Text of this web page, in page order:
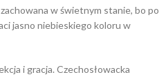
w świetnym stanie, bo po
jasno niebieskiego koloru w
i gracja. Czechosłowacka